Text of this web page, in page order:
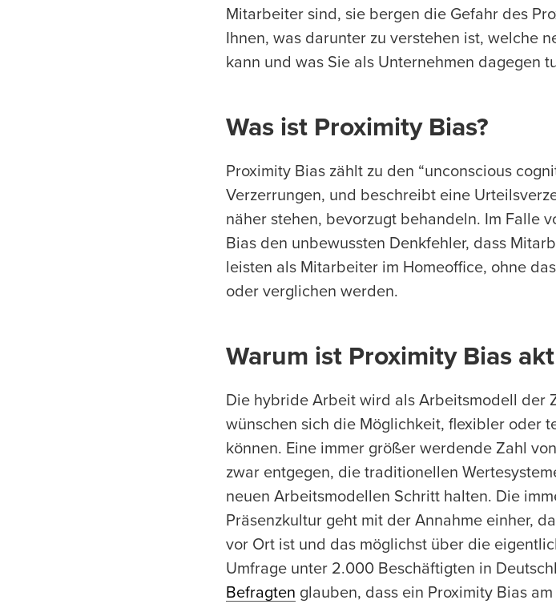
Mitarbeiter sind, sie bergen die Gefahr des
Ihnen, was darunter zu verstehen ist, welche
kann und was Sie als Unternehmen dagegen
Was ist Proximity Bias?
Proximity Bias zählt zu den “unconscious
Verzerrungen, und beschreibt eine
näher stehen, bevorzugt behandeln. Im Falle
Bias den unbewussten Denkfehler, dass
leisten als Mitarbeiter im Homeoffice, ohne
oder verglichen werden.
Warum ist Proximity Bias
Die hybride Arbeit wird als Arbeitsmodell der
wünschen sich die Möglichkeit, flexibler oder
können. Eine immer größer werdende Zahl
zwar entgegen, die traditionellen
neuen Arbeitsmodellen Schritt halten. Die
Präsenzkultur geht mit der Annahme einher,
vor Ort ist und das möglichst über die
Umfrage unter 2.000 Beschäftigten in
Befragten glauben, dass ein Proximity Bias